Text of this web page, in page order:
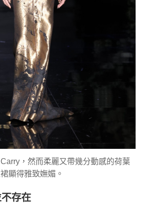
，然而柔麗又帶幾分動感的荷葉
顯得雅致嫵媚。
存在